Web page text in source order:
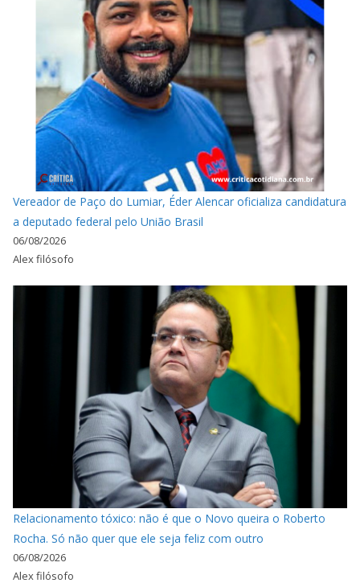
Vereador de Paço do Lumiar, Éder Alencar oficializa candidatura
a deputado federal pelo União Brasil
06/08/2026
Alex filósofo
Relacionamento tóxico: não é que o Novo queira o Roberto
Rocha. Só não quer que ele seja feliz com outro
06/08/2026
Alex filósofo